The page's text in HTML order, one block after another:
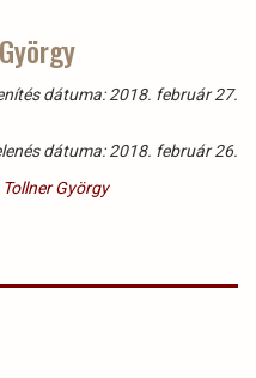
dátuma: 2018. február 27.
dátuma: 2018. február 26.